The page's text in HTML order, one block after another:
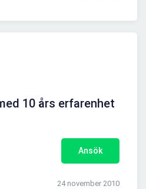
10 års erfarenhet
Ansök
24 november 2010